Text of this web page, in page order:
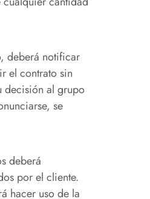
deberá notificar
el contrato sin
decisión al grupo
se
deberá
por el cliente.
hacer uso de la